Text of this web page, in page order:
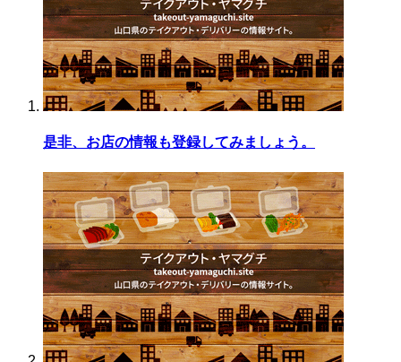
是非、お店の情報も登録してみましょう。